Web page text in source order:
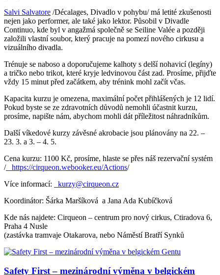
Salvi Salvatore /Décalages, Divadlo v pohybu/ má letité zkušenosti
nejen jako performer, ale také jako lektor. Působil v Divadle
Continuo, kde byl v angažmá společně se Seiline Valée a později
založili vlastní soubor, který pracuje na pomezí nového cirkusu a
vizuálního divadla.
Trénuje se naboso a doporučujeme kalhoty s delší nohavicí (legíny)
a tričko nebo trikot, které kryje ledvinovou část zad. Prosíme, přijďte
vždy 15 minut před začátkem, aby trénink mohl začít včas.
Kapacita kurzu je omezena, maximální počet přihlášených je 12 lidí.
Pokud byste se ze zdravotních důvodů nemohli účastnit kurzu,
prosíme, napište nám, abychom mohli dát příležitost náhradníkům.
Další víkedové kurzy závěsné akrobacie jsou plánovány na 22. –
23. 3. a 3. – 4. 5.
Cena kurzu: 1100 Kč, prosíme, hlaste se přes náš rezervační systém
/
https://cirqueon.webooker.eu/Actions/
Více informací:
kurzy@cirqueon.cz
Koordinátor: Šárka Maršíková a Jana Ada Kubíčková
Kde nás najdete: Cirqueon – centrum pro nový cirkus, Ctiradova 6,
Praha 4 Nusle
(zastávka tramvaje Otakarova, nebo Náměstí Bratří Synků
Safety First – mezinárodní výměna v belgickém